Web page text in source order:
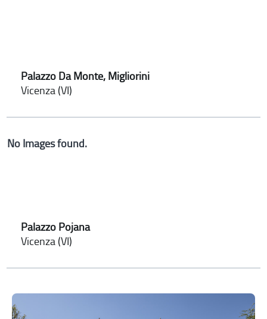
Palazzo Da Monte, Migliorini
Vicenza (VI)
No Images found.
Palazzo Pojana
Vicenza (VI)